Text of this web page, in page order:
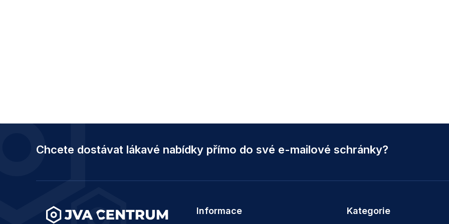
Chcete dostávat lákavé nabídky přímo do své e-mailové schránky?
Informace Kategorie